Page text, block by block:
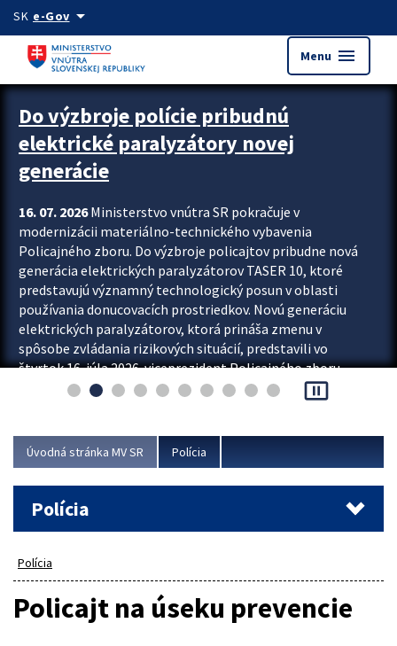
Preskocit na hlavný obsah
SK e-Govarrow_drop_down
Menu menu
Zastavit automatický posun upútavok
Do výzbroje polície pribudnú
elektrické paralyzátory novej
generácie
16. 07. 2026Ministerstvo vnútra SR pokračuje v
modernizácii materiálno-technického vybavenia
Policajného zboru. Do výzbroje policajtov pribudne nová
generácia elektrických paralyzátorov TASER 10, ktoré
predstavujú významný technologický posun v oblasti
používania donucovacích prostriedkov. Novú generáciu
elektrických paralyzátorov, ktorá prináša zmenu v
spôsobe zvládania rizikových situácií, predstavili vo
štvrtok 16. júla 2026 viceprezident Policajného zboru
Rastislav Polakovič a riaditeľ odboru výcviku...
pause_presentation
Úvodná stránka MV SR Polícia
Polícia
Polícia
Policajt na úseku prevencie